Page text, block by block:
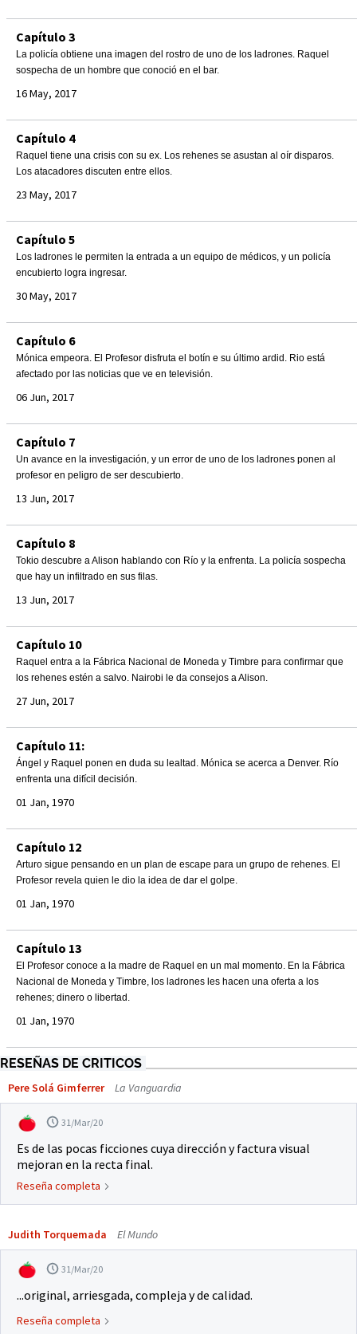
Capítulo 3
La policía obtiene una imagen del rostro de uno de los ladrones. Raquel
sospecha de un hombre que conoció en el bar.
16 May, 2017
Capítulo 4
Raquel tiene una crisis con su ex. Los rehenes se asustan al oír disparos.
Los atacadores discuten entre ellos.
23 May, 2017
Capítulo 5
Los ladrones le permiten la entrada a un equipo de médicos, y un policía
encubierto logra ingresar.
30 May, 2017
Capítulo 6
Mónica empeora. El Profesor disfruta el botín e su último ardid. Rio está
afectado por las noticias que ve en televisión.
06 Jun, 2017
Capítulo 7
Un avance en la investigación, y un error de uno de los ladrones ponen al
profesor en peligro de ser descubierto.
13 Jun, 2017
Capítulo 8
Tokio descubre a Alison hablando con Río y la enfrenta. La policía sospecha
que hay un infiltrado en sus filas.
13 Jun, 2017
Capítulo 10
Raquel entra a la Fábrica Nacional de Moneda y Timbre para confirmar que
los rehenes estén a salvo. Nairobi le da consejos a Alison.
27 Jun, 2017
Capítulo 11:
Ángel y Raquel ponen en duda su lealtad. Mónica se acerca a Denver. Río
enfrenta una difícil decisión.
01 Jan, 1970
Capítulo 12
Arturo sigue pensando en un plan de escape para un grupo de rehenes. El
Profesor revela quien le dio la idea de dar el golpe.
01 Jan, 1970
Capítulo 13
El Profesor conoce a la madre de Raquel en un mal momento. En la Fábrica
Nacional de Moneda y Timbre, los ladrones les hacen una oferta a los
rehenes; dinero o libertad.
01 Jan, 1970
RESEÑAS DE CRITICOS
Pere Solá Gimferrer La Vanguardia
31/Mar/20
Es de las pocas ficciones cuya dirección y factura visual
mejoran en la recta final.
Reseña completa
Judith Torquemada El Mundo
31/Mar/20
...original, arriesgada, compleja y de calidad.
Reseña completa